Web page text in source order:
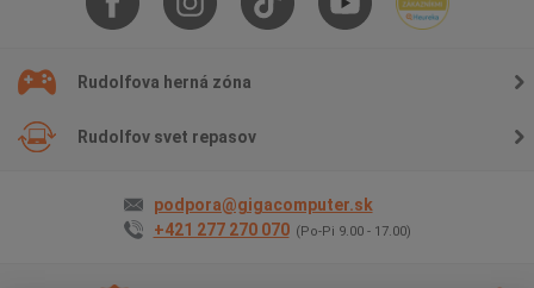
Rudolfova herná zóna
Rudolfov svet repasov
podpora@gigacomputer.sk
+421 277 270 070 (Po-Pi 9.00 - 17.00)